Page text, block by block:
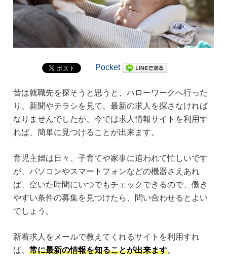
Pocket
昔は就職先を探そうと思うと、ハローワークへ行った
り、新聞やチラシを見て、最新の求人を探さなければ
なりませんでしたが、今では求人情報サイトを利用す
れば、簡単に見つけることが出来ます。
育児主婦は日々、子育てや家事に追われて忙しいです
が、パソコンやスマートフォンなどの機器さえあれ
ば、空いた時間にいつでもチェックできるので、働き
やすい条件の募集を見つけたら、問い合わせるとよい
でしょう。
新着求人をメールで教えてくれるサイトを利用すれ
ば、常に最新の情報を知ることが出来ます。